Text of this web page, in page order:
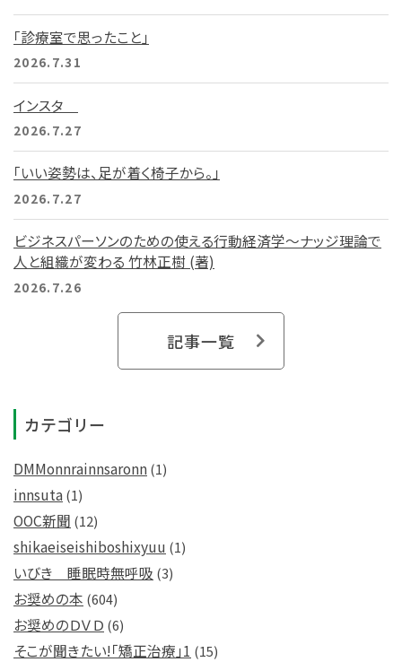
「診療室で思ったこと」
2026.7.31
インスタ
2026.7.27
「いい姿勢は、足が着く椅子から。」
2026.7.27
ビジネスパーソンのための使える行動経済学～ナッジ理論で
人と組織が変わる 竹林正樹 (著)
2026.7.26
記事一覧
カテゴリー
DMMonnrainnsaronn(1)
innsuta(1)
OOC新聞 (12)
shikaeiseishiboshixyuu (1)
いびき 睡眠時無呼吸 (3)
お奨めの本 (604)
お奨めのＤＶＤ (6)
そこが聞きたい!「矯正治療」1 (15)